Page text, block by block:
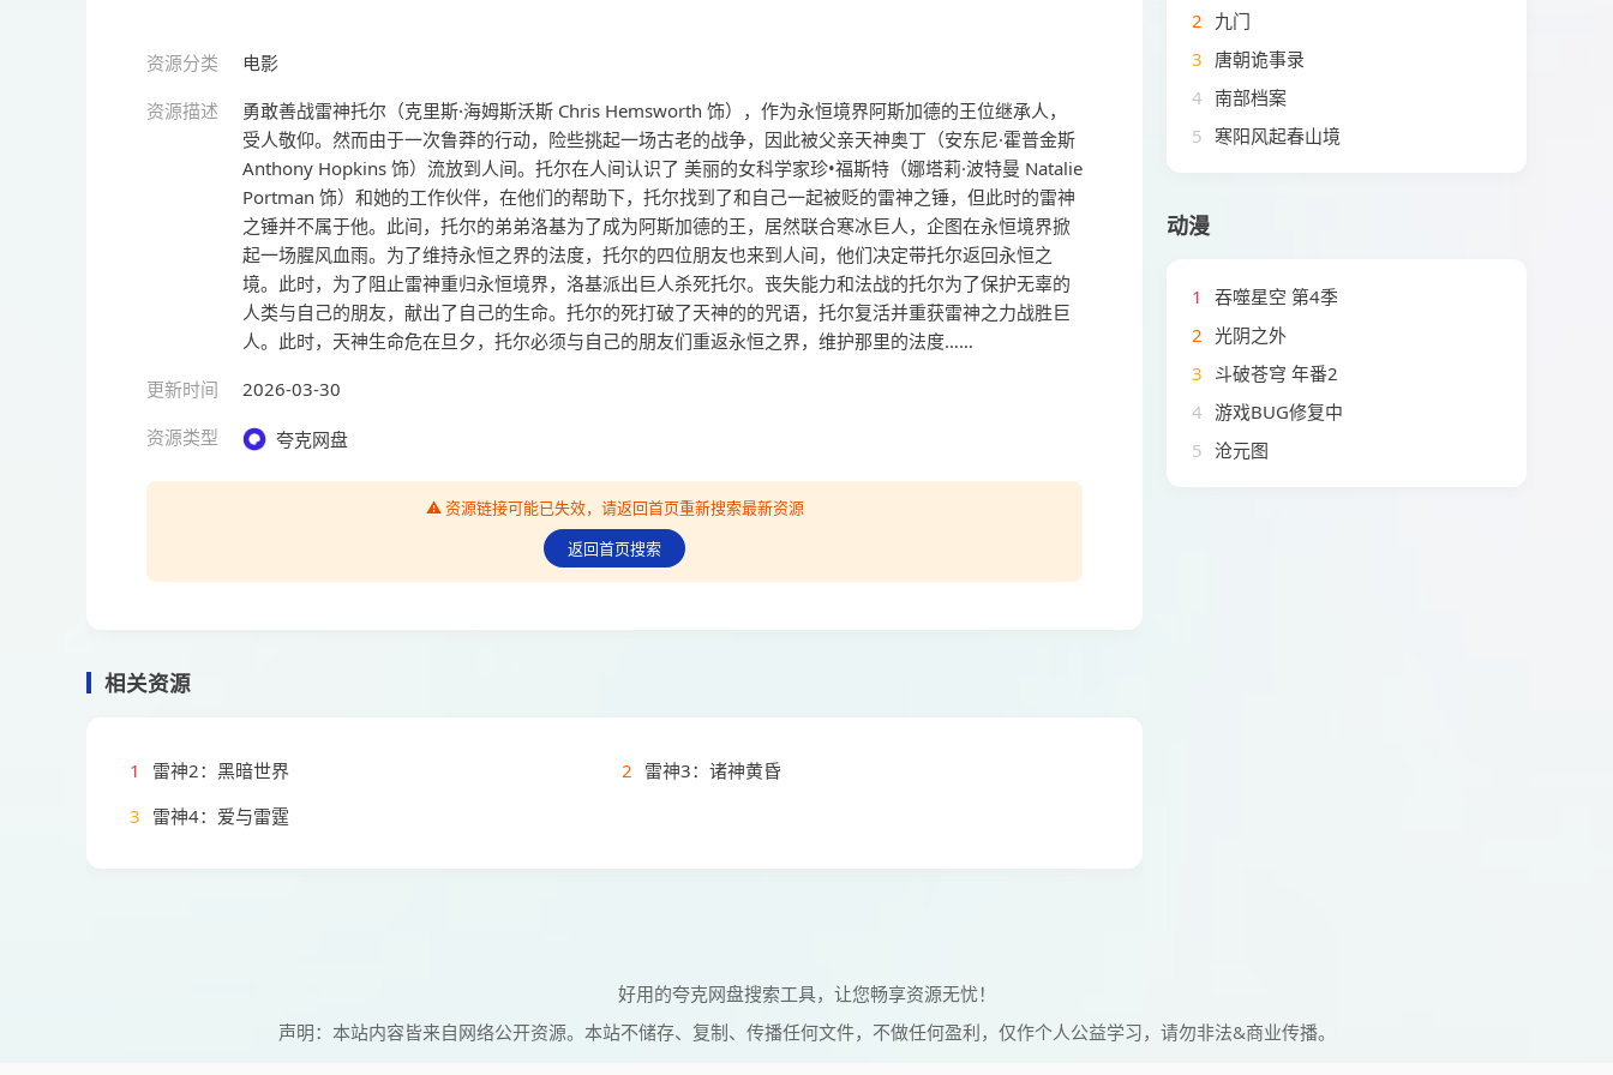
资源分类
电影
资源描述
勇敢善战雷神托尔（克里斯·海姆斯沃斯 Chris Hemsworth 饰），作为永恒境界阿斯加德的王位继承人，
受人敬仰。然而由于一次鲁莽的行动，险些挑起一场古老的战争，因此被父亲天神奥丁（安东尼·霍普金斯
Anthony Hopkins 饰）流放到人间。托尔在人间认识了 美丽的女科学家珍•福斯特（娜塔莉·波特曼 Natalie
Portman 饰）和她的工作伙伴，在他们的帮助下，托尔找到了和自己一起被贬的雷神之锤，但此时的雷神
之锤并不属于他。此间，托尔的弟弟洛基为了成为阿斯加德的王，居然联合寒冰巨人，企图在永恒境界掀
起一场腥风血雨。为了维持永恒之界的法度，托尔的四位朋友也来到人间，他们决定带托尔返回永恒之
境。此时，为了阻止雷神重归永恒境界，洛基派出巨人杀死托尔。丧失能力和法战的托尔为了保护无辜的
人类与自己的朋友，献出了自己的生命。托尔的死打破了天神的的咒语，托尔复活并重获雷神之力战胜巨
人。此时，天神生命危在旦夕，托尔必须与自己的朋友们重返永恒之界，维护那里的法度……
更新时间
2026-03-30
资源类型
夸克网盘
⚠️ 资源链接可能已失效，请返回首页重新搜索最新资源
返回首页搜索
相关资源
1 雷神2：黑暗世界 2 雷神3：诸神黄昏
3 雷神4：爱与雷霆
2 九门
3 唐朝诡事录
4 南部档案
5 寒阳风起春山境
动漫
1
吞噬星空 第4季
2 光阴之外
3 斗破苍穹 年番2
4 游戏BUG修复中
5 沧元图
好用的夸克网盘搜索工具，让您畅享资源无忧！
声明：本站内容皆来自网络公开资源。本站不储存、复制、传播任何文件，不做任何盈利，仅作个人公益学习，请勿非法&商业传播。